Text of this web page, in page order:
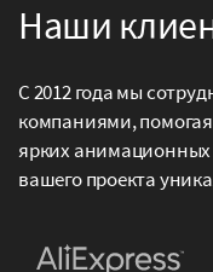
Наши
С 2012 года мы
компаниями,
ярких анимационных
вашего проекта